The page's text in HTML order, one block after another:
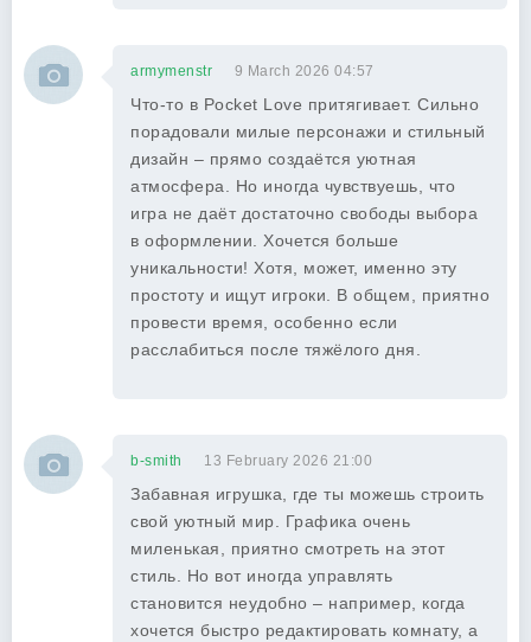
armymenstr 9 March 2026 04:57
Что-то в Pocket Love притягивает. Сильно
порадовали милые персонажи и стильный
дизайн – прямо создаётся уютная
атмосфера. Но иногда чувствуешь, что
игра не даёт достаточно свободы выбора
в оформлении. Хочется больше
уникальности! Хотя, может, именно эту
простоту и ищут игроки. В общем, приятно
провести время, особенно если
расслабиться после тяжёлого дня.
b-smith 13 February 2026 21:00
Забавная игрушка, где ты можешь строить
свой уютный мир. Графика очень
миленькая, приятно смотреть на этот
стиль. Но вот иногда управлять
становится неудобно – например, когда
хочется быстро редактировать комнату, а